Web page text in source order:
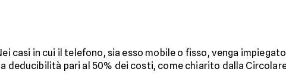
casi in cui il telefono, sia esso mobile o fisso, venga
deducibilità pari al 50% dei costi, come chiarito dalla Circolare